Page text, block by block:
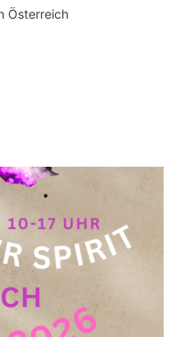
Österreich